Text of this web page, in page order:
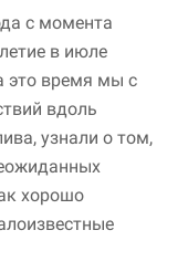
с момента
в июле
это время мы с
вдоль
узнали о том,
хорошо